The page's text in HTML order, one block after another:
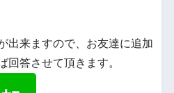
出来ますので、お友達に追加
回答させて頂きます。